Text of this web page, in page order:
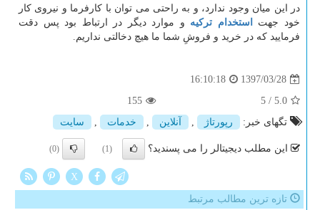
در این میان وجود ندارد، و به راحتی می توان با کارفرما و نیروی کار
خود جهت
استخدام ترکیه و موارد دیگر در ارتباط بود پس دقت
فرمایید که در خرید و فروشِ شما ما هیچ دخالتی نداریم.
1397/03/28
16:10:18
5.0
/
5
155
تگهای خبر:
رپورتاژ , آنلاین , خدمات , سایت
این مطلب دیجیتالر را می پسندید؟ (1)
(0)
X
تازه ترین مطالب مرتبط